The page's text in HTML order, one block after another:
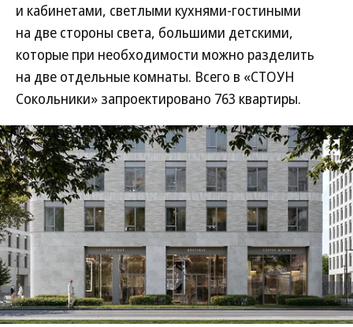
и кабинетами, светлыми кухнями-гостиными
на две стороны света, большими детскими,
которые при необходимости можно разделить
на две отдельные комнаты. Всего в «СТОУН
Сокольники» запроектировано 763 квартиры.
Развернуть